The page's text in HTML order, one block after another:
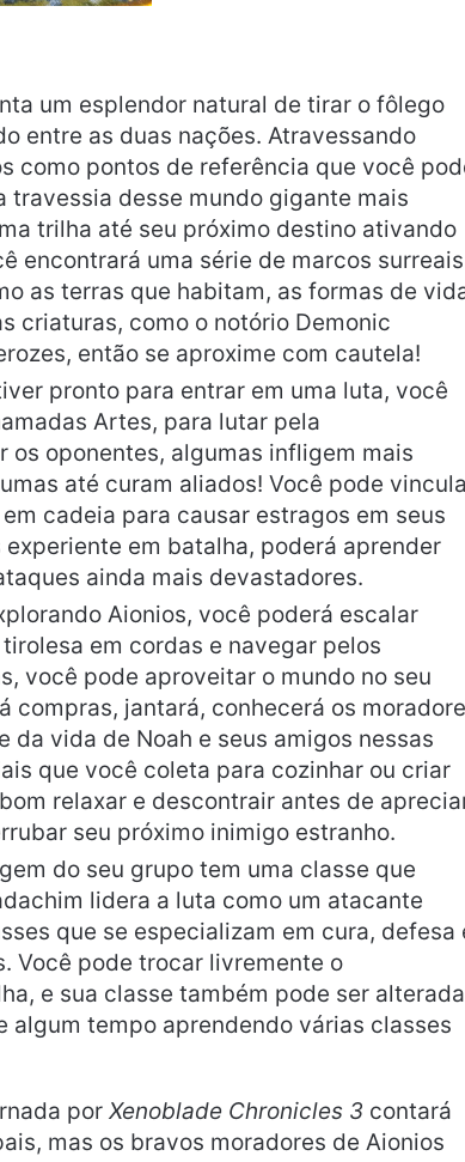
um esplendor natural de tirar o fôlego
entre as duas nações. Atravessando
como pontos de referência que você
desse mundo gigante mais
trilha até seu próximo destino ativando
encontrará uma série de marcos surreais
as terras que habitam, as formas de
criaturas, como o notório Demonic
então se aproxime com cautela!
pronto para entrar em uma luta, você
Artes, para lutar pela
oponentes, algumas infligem mais
até curam aliados! Você pode
cadeia para causar estragos em seus
em batalha, poderá aprender
ainda mais devastadores.
Aionios, você poderá escalar
em cordas e navegar pelos
você pode aproveitar o mundo no seu
jantará, conhecerá os
da vida de Noah e seus amigos nessas
que você coleta para cozinhar ou criar
relaxar e descontrair antes de
seu próximo inimigo estranho.
do seu grupo tem uma classe que
lidera a luta como um atacante
que se especializam em cura, defesa
Você pode trocar livremente o
e sua classe também pode ser alterada
algum tempo aprendendo várias classes
por Xenoblade Chronicles 3 contará
mas os bravos moradores de Aionios